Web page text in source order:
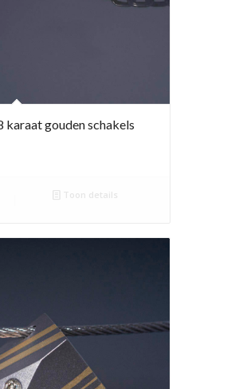
gouden schakels
Toon details